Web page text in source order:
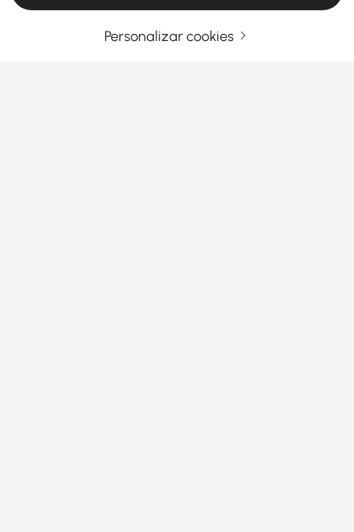
Products in the current category have been updated to show the latest 6 items
Personalizar cookies